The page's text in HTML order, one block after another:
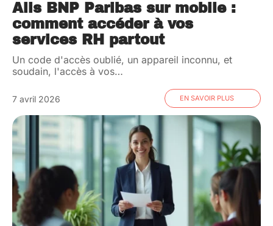
Alis BNP Paribas sur mobile :
comment accéder à vos
services RH partout
Un code d'accès oublié, un appareil inconnu, et
soudain, l'accès à vos…
7 avril 2026 EN SAVOIR PLUS